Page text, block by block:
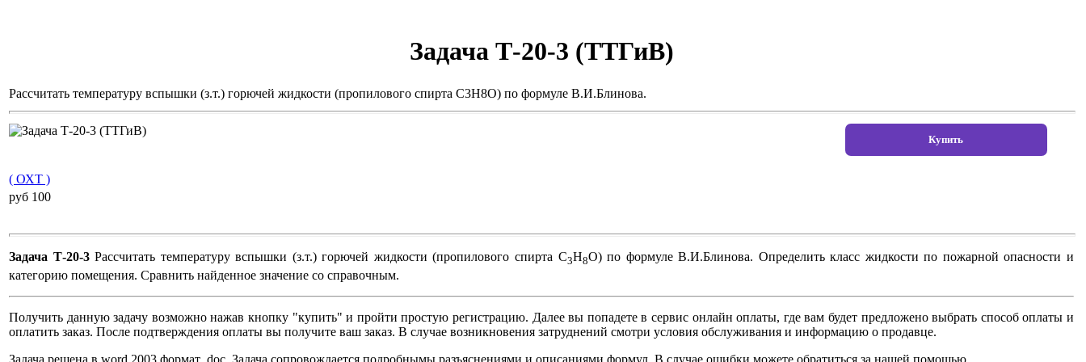
Задача Т-20-3 (ТТГиВ)
Рассчитать температуру вспышки (з.т.) горючей жидкости (пропилового спирта С3Н8О) по формуле В.И.Блинова.
( ОХТ )
pуб 100
Задача Т-20-3Рассчитать температуру вспышки (з.т.) горючей жидкости (пропилового спирта С3Н8О) по формуле В.И.Блинова. Определить класс жидкости по пожарной опасности и
категорию помещения. Сравнить найденное значение со справочным.
Получить данную задачу возможно нажав кнопку "купить" и пройти простую регистрацию. Далее вы попадете в сервис онлайн оплаты, где вам будет предложено выбрать способ оплаты и
оплатить заказ. После подтверждения оплаты вы получите ваш заказ. В случае возникновения затруднений смотри условия обслуживания и информацию о продавце.
Задача решена в word 2003 формат .doc. Задача сопровождается подробнымы разъяснениями и описаниями формул. В случае ошибки можете обратиться за нашей помощью.